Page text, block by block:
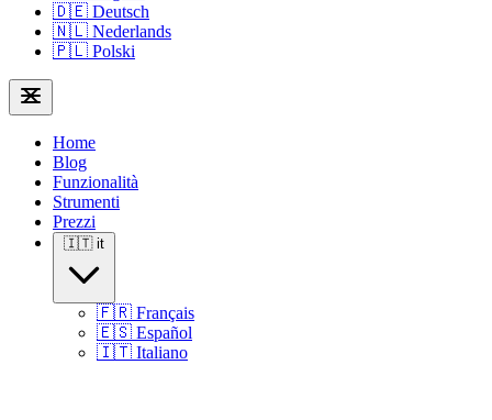
🇩🇪 Deutsch
🇳🇱 Nederlands
🇵🇱 Polski
Home
Blog
Funzionalità
Strumenti
Prezzi
🇮🇹 it
🇫🇷 Français
🇪🇸 Español
🇮🇹 Italiano